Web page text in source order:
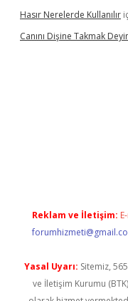
Hasır Nerelerde Kullanılır
Canını Dişine Takmak
Reklam ve İletişim:
Yasal Uyarı: Sitemiz,
ve İletişim Kurumu